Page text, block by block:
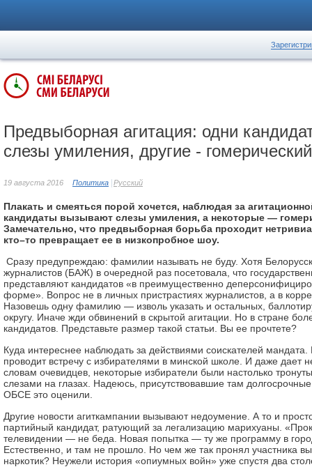
Предвыборная агитация: одни
слезы умиления, другие -
19 августа 2016 Политика Русский
Плакать и смеяться порой хочется, наблюдая за
кандидаты вызывают слезы умиления, а некоторые —
Замечательно, что предвыборная борьба проходит
кто–то превращает ее в низкопробное шоу.
Сразу предупреждаю: фамилии называть не буду. Хотя
журналистов (БАЖ) в очередной раз посетовала, что
представляют кандидатов «в преимущественно
форме». Вопрос не в личных пристрастиях журналистов, а в
Назовешь одну фамилию — изволь указать и остальных,
округу. Иначе жди обвинений в скрытой агитации. Но в стране
кандидатов. Представьте размер такой статьи. Вы ее прочтете?
Куда интереснее наблюдать за действиями соискателей мандата.
проводит встречу с избирателями в минской школе. И даже дает
словам очевидцев, некоторые избиратели были настолько
слезами на глазах. Надеюсь, присутствовавшие там
ОБСЕ это оценили.
Другие новости агиткампании вызывают недоумение. А то и
партийный кандидат, ратующий за легализацию марихуаны.
телевидении — не беда. Новая попытка — ту же программу в
Естественно, и там не прошло. Но чем же так пронял участника
наркотик? Неужели история «опиумных войн» уже спустя два